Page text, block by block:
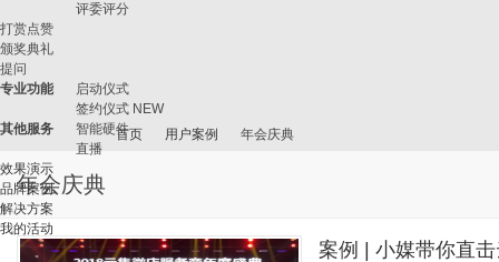
评委评分
打赏点赞
颁奖典礼
提问
专业功能
启动仪式
签约仪式 NEW
其他服务
智能硬件
直播
效果演示
品牌案例
解决方案
我的活动
首页 用户案例 年会庆典
年会庆典
案例 | 小媒带你直